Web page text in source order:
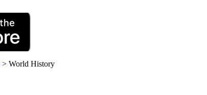
> World History